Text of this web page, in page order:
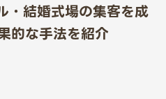
・結婚式場の集客を成
的な手法を紹介